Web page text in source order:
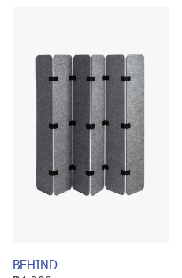
BEHIND